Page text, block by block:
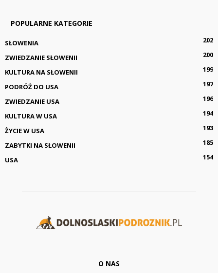
POPULARNE KATEGORIE
SŁOWENIA
202
ZWIEDZANIE SŁOWENII
200
KULTURA NA SŁOWENII
199
PODRÓŻ DO USA
197
ZWIEDZANIE USA
196
KULTURA W USA
194
ŻYCIE W USA
193
ZABYTKI NA SŁOWENII
185
USA
154
O NAS